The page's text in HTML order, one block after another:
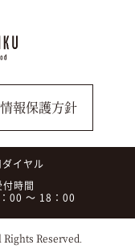
報保護方針
イヤル
付時間
00 ～ 18：00
Reserved.